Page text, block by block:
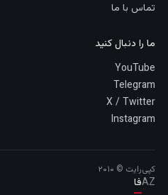
تماس با ما
ما را دنبال کنید
YouTube
Telegram
X / Twitter
Instagram
کپی‌رایت © ۲۰۱۰
AZفا